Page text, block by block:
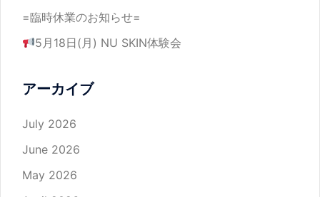
=臨時休業のお知らせ=
5月18日(月) NU SKIN体験会
アーカイブ
July 2026
June 2026
May 2026